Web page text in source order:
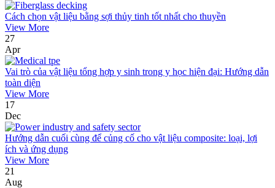
Cách chọn vật liệu bằng sợi thủy tinh tốt nhất cho thuyền
View More
27
Apr
Vai trò của vật liệu tổng hợp y sinh trong y học hiện đại: Hướng dẫn
toàn diện
View More
17
Dec
Hướng dẫn cuối cùng để củng cố cho vật liệu composite: loại, lợi
ích và ứng dụng
View More
21
Aug